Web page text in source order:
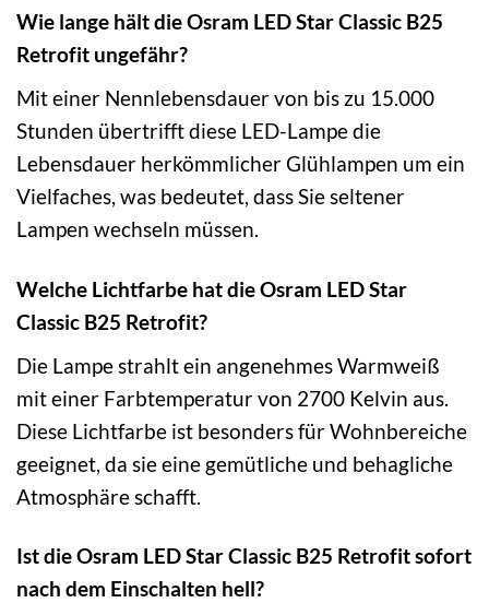
Wie lange hält die Osram LED Star Classic B25
Retrofit ungefähr?
Mit einer Nennlebensdauer von bis zu 15.000
Stunden übertrifft diese LED-Lampe die
Lebensdauer herkömmlicher Glühlampen um ein
Vielfaches, was bedeutet, dass Sie seltener
Lampen wechseln müssen.
Welche Lichtfarbe hat die Osram LED Star
Classic B25 Retrofit?
Die Lampe strahlt ein angenehmes Warmweiß
mit einer Farbtemperatur von 2700 Kelvin aus.
Diese Lichtfarbe ist besonders für Wohnbereiche
geeignet, da sie eine gemütliche und behagliche
Atmosphäre schafft.
Ist die Osram LED Star Classic B25 Retrofit sofort
nach dem Einschalten hell?